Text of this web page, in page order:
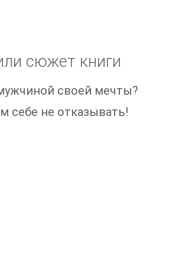
сюжет книги
своей мечты?
себе не отказывать!